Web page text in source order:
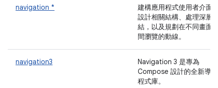
navigation *
建構應用程式使用者介面
設計相關結構、處理深層
結，以及規劃在不同畫面
間瀏覽的動線。
navigation3
Navigation 3 是專為
Compose 設計的全新導覽
程式庫。